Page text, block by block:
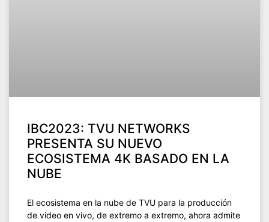
IBC2023: TVU NETWORKS
PRESENTA SU NUEVO
ECOSISTEMA 4K BASADO EN LA
NUBE
El ecosistema en la nube de TVU para la producción
de video en vivo, de extremo a extremo, ahora admite